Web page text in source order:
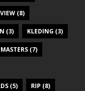
i
(8)
(3) KLEDING (3)
MASTERS (7)
(5) RIP (8)